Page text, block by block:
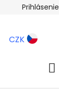
Blog
Prihlásenie
CZK